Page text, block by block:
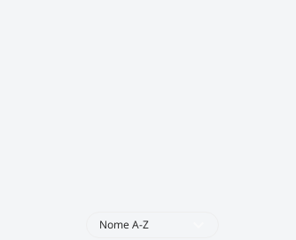
Nome A-Z